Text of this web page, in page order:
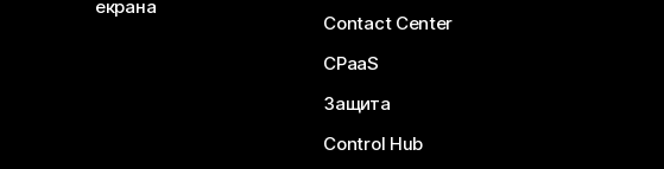
екрана
Contact Center
CPaaS
Защита
Control Hub